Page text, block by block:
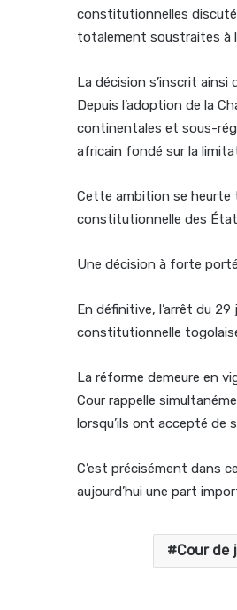
constitutionnelles
totalement soustraites à
La décision s’inscrit ainsi
Depuis l’adoption de la
continentales et sous-
africain fondé sur la
Cette ambition se heurte
constitutionnelle des
Une décision à forte
En définitive, l’arrêt du
constitutionnelle
La réforme demeure en
Cour rappelle
lorsqu’ils ont accepté de
C’est précisément dans
aujourd’hui une part
Cour de